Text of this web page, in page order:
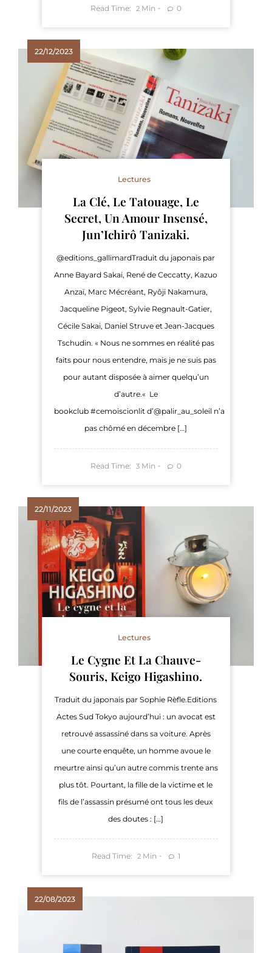
Read Time: 2 Min 0
22/12/2023
Lectures
La Clé, Le Tatouage, Le
Secret, Un Amour Insensé,
Jun’Ichirô Tanizaki.
@editions_gallimardTraduit du japonais par
Anne Bayard Sakai, René de Ceccatty, Kazuo
Anzaï, Marc Mécréant, Ryôji Nakamura,
Jacqueline Pigeot, Sylvie Regnault-Gatier,
Cécile Sakai, Daniel Struve et Jean-Jacques
Tschudin. « Nous ne sommes en réalité pas
faits pour nous entendre, mais je ne suis pas
pour autant disposée à aimer quelqu’un
d’autre.« Le
bookclub #cemoiscionlit d’@palir_au_soleil n’a
pas chômé en décembre […]
Read Time: 3 Min 0
22/11/2023
Lectures
Le Cygne Et La Chauve-
Souris, Keigo Higashino.
Traduit du japonais par Sophie Rèfle.Editions
Actes Sud Tokyo aujourd’hui : un avocat est
retrouvé assassiné dans sa voiture. Après
une courte enquête, un homme avoue le
meurtre ainsi qu’un autre commis trente ans
plus tôt. Pourtant, la fille de la victime et le
fils de l’assassin présumé ont tous les deux
des doutes : […]
Read Time: 2 Min 1
22/08/2023